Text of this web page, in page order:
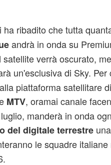
ribadito che tutta
andrà in onda su
verrà oscurato,
un'esclusiva di Sky. Per
piattaforma satellitare
MTV, oramai canale
manderà in onda
del digitale terrestre
le squadre italiane